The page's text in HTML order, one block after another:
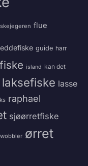
flue
guide harr
island kan det
laksefiske lasse
raphael
sjøørretfiske
wobbler ørret